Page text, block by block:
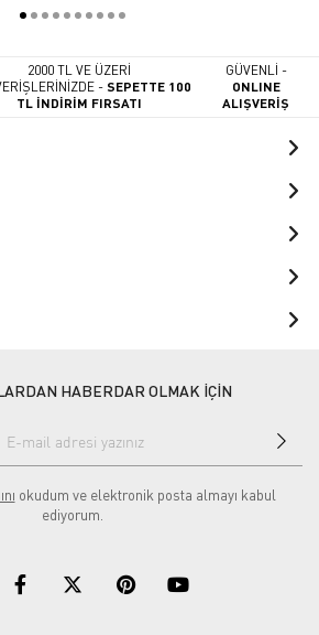
2000 TL VE ÜZERİ
-SEPETTE 100
TL İNDİRİM FIRSATI
GÜVENLİ -
ONLINE
ALIŞVERİŞ
HABERDAR OLMAK İÇİN
okudum ve elektronik posta almayı kabul
ediyorum.